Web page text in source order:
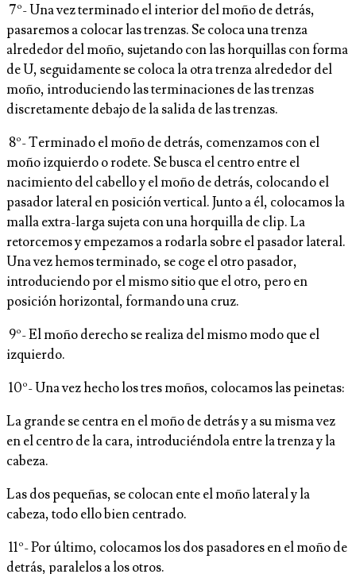
7º- Una vez terminado el interior del moño de detrás,
pasaremos a colocar las trenzas. Se coloca una trenza
alrededor del moño, sujetando con las horquillas con forma
de U, seguidamente se coloca la otra trenza alrededor del
moño, introduciendo las terminaciones de las trenzas
discretamente debajo de la salida de las trenzas.
8º- Terminado el moño de detrás, comenzamos con el
moño izquierdo o rodete. Se busca el centro entre el
nacimiento del cabello y el moño de detrás, colocando el
pasador lateral en posición vertical. Junto a él, colocamos la
malla extra-larga sujeta con una horquilla de clip. La
retorcemos y empezamos a rodarla sobre el pasador lateral.
Una vez hemos terminado, se coge el otro pasador,
introduciendo por el mismo sitio que el otro, pero en
posición horizontal, formando una cruz.
9º- El moño derecho se realiza del mismo modo que el
izquierdo.
10º- Una vez hecho los tres moños, colocamos las peinetas:
La grande se centra en el moño de detrás y a su misma vez
en el centro de la cara, introduciéndola entre la trenza y la
cabeza.
Las dos pequeñas, se colocan ente el moño lateral y la
cabeza, todo ello bien centrado.
11º- Por último, colocamos los dos pasadores en el moño de
detrás, paralelos a los otros.